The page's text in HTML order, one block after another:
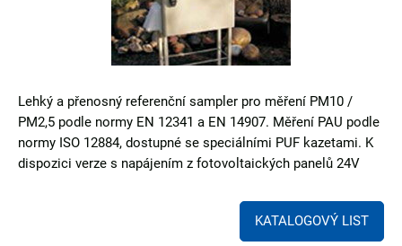
Lehký a přenosný referenční sampler pro měření PM10 /
PM2,5 podle normy EN 12341 a EN 14907. Měření PAU podle
normy ISO 12884, dostupné se speciálními PUF kazetami. K
dispozici verze s napájením z fotovoltaických panelů 24V
KATALOGOVÝ LIST